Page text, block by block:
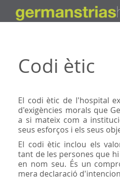
Codi ètic
El codi ètic de l'hospital
d'exigències morals que
a si mateix com a
seus esforços i els seus
El codi ètic inclou els
tant de les persones que
en nom seu. És un
mera declaració